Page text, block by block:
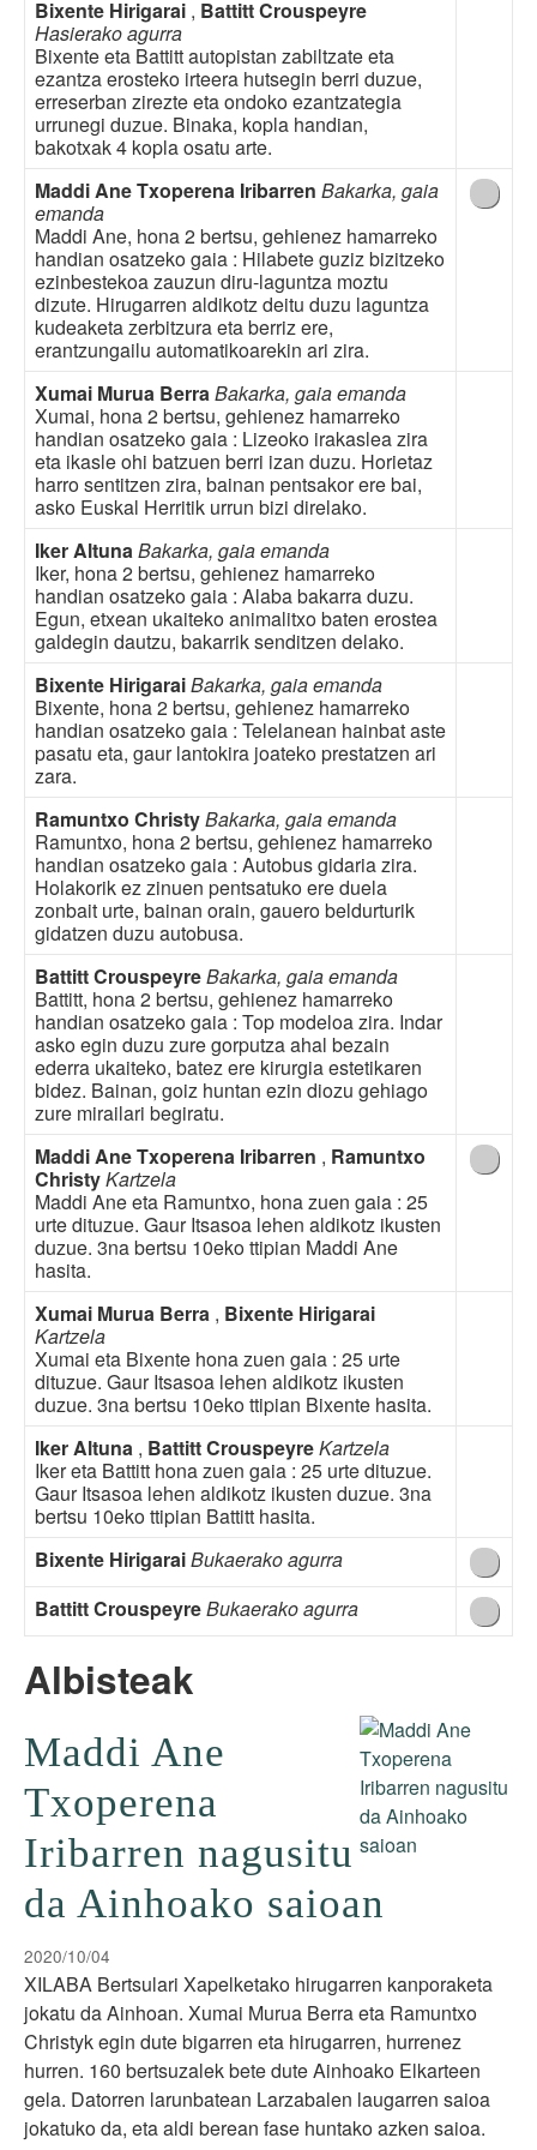
Bixente Hirigarai , Battitt Crouspeyre
Hasierako agurra
Bixente eta Battitt autopistan zabiltzate eta
ezantza erosteko irteera hutsegin berri duzue,
erreserban zirezte eta ondoko ezantzategia
urrunegi duzue. Binaka, kopla handian,
bakotxak 4 kopla osatu arte.
Maddi Ane Txoperena Iribarren Bakarka, gaia
emanda
Maddi Ane, hona 2 bertsu, gehienez hamarreko
handian osatzeko gaia : Hilabete guziz bizitzeko
ezinbestekoa zauzun diru-laguntza moztu
dizute. Hirugarren aldikotz deitu duzu laguntza
kudeaketa zerbitzura eta berriz ere,
erantzungailu automatikoarekin ari zira.
Xumai Murua BerraBakarka, gaia emanda
Xumai, hona 2 bertsu, gehienez hamarreko
handian osatzeko gaia : Lizeoko irakaslea zira
eta ikasle ohi batzuen berri izan duzu. Horietaz
harro sentitzen zira, bainan pentsakor ere bai,
asko Euskal Herritik urrun bizi direlako.
Iker AltunaBakarka, gaia emanda
Iker, hona 2 bertsu, gehienez hamarreko
handian osatzeko gaia : Alaba bakarra duzu.
Egun, etxean ukaiteko animalitxo baten erostea
galdegin dautzu, bakarrik senditzen delako.
Bixente HirigaraiBakarka, gaia emanda
Bixente, hona 2 bertsu, gehienez hamarreko
handian osatzeko gaia : Telelanean hainbat aste
pasatu eta, gaur lantokira joateko prestatzen ari
zara.
Ramuntxo ChristyBakarka, gaia emanda
Ramuntxo, hona 2 bertsu, gehienez hamarreko
handian osatzeko gaia : Autobus gidaria zira.
Holakorik ez zinuen pentsatuko ere duela
zonbait urte, bainan orain, gauero beldurturik
gidatzen duzu autobusa.
Battitt CrouspeyreBakarka, gaia emanda
Battitt, hona 2 bertsu, gehienez hamarreko
handian osatzeko gaia : Top modeloa zira. Indar
asko egin duzu zure gorputza ahal bezain
ederra ukaiteko, batez ere kirurgia estetikaren
bidez. Bainan, goiz huntan ezin diozu gehiago
zure mirailari begiratu.
Maddi Ane Txoperena Iribarren , Ramuntxo
ChristyKartzela
Maddi Ane eta Ramuntxo, hona zuen gaia : 25
urte dituzue. Gaur Itsasoa lehen aldikotz ikusten
duzue. 3na bertsu 10eko ttipian Maddi Ane
hasita.
Xumai Murua Berra , Bixente Hirigarai
Kartzela
Xumai eta Bixente hona zuen gaia : 25 urte
dituzue. Gaur Itsasoa lehen aldikotz ikusten
duzue. 3na bertsu 10eko ttipian Bixente hasita.
Iker Altuna , Battitt CrouspeyreKartzela
Iker eta Battitt hona zuen gaia : 25 urte dituzue.
Gaur Itsasoa lehen aldikotz ikusten duzue. 3na
bertsu 10eko ttipian Battitt hasita.
Bixente HirigaraiBukaerako agurra
Battitt CrouspeyreBukaerako agurra
Albisteak
Maddi Ane
Txoperena
Iribarren nagusitu
da Ainhoako saioan
2020/10/04
XILABA Bertsulari Xapelketako hirugarren kanporaketa
jokatu da Ainhoan. Xumai Murua Berra eta Ramuntxo
Christyk egin dute bigarren eta hirugarren, hurrenez
hurren. 160 bertsuzalek bete dute Ainhoako Elkarteen
gela. Datorren larunbatean Larzabalen laugarren saioa
jokatuko da, eta aldi berean fase huntako azken saioa.